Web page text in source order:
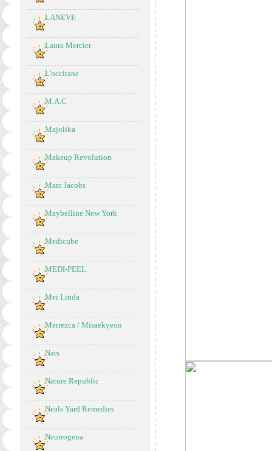
LANEVE
Laura Mercier
L'occitane
M.A.C
Majolika
Makeup Revolution
Marc Jacobs
Maybelline New York
Medicube
MEDI-PEEL
Mei Linda
Merrezca / Misaekyeon
Nars
Nature Republic
Neals Yard Remedies
Neutrogena